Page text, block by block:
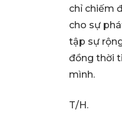
chỉ chiếm
cho sự
tập sự
đồng thời
mình.
T/H.